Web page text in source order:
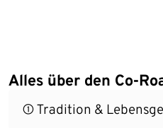
Alles über den Co-
① Tradition &